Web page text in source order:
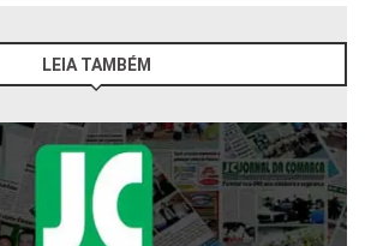
LEIA TAMBÉM